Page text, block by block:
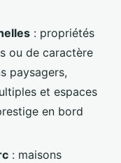
: propriétés
ou de caractère
paysagers,
et espaces
en bord
: maisons